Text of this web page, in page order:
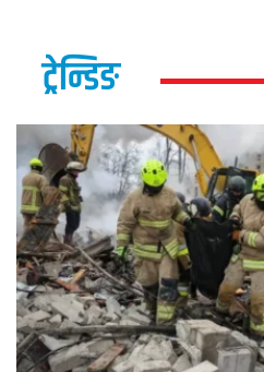
ट्रेन्डिङ